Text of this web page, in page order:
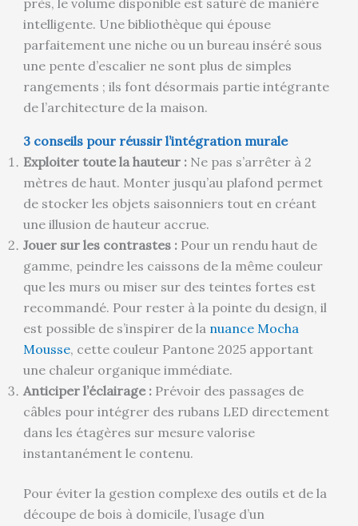
près, le volume disponible est saturé de manière
intelligente. Une bibliothèque qui épouse
parfaitement une niche ou un bureau inséré sous
une pente d’escalier ne sont plus de simples
rangements ; ils font désormais partie intégrante
de l’architecture de la maison.
3 conseils pour réussir l’intégration murale
Exploiter toute la hauteur :Ne pas s’arrêter à 2
mètres de haut. Monter jusqu’au plafond permet
de stocker les objets saisonniers tout en créant
une illusion de hauteur accrue.
Jouer sur les contrastes :Pour un rendu haut de
gamme, peindre les caissons de la même couleur
que les murs ou miser sur des teintes fortes est
recommandé. Pour rester à la pointe du design, il
est possible de s’inspirer de la nuance Mocha
Mousse, cette couleur Pantone 2025 apportant
une chaleur organique immédiate.
Anticiper l’éclairage :Prévoir des passages de
câbles pour intégrer des rubans LED directement
dans les étagères sur mesure valorise
instantanément le contenu.
Pour éviter la gestion complexe des outils et de la
découpe de bois à domicile, l’usage d’un